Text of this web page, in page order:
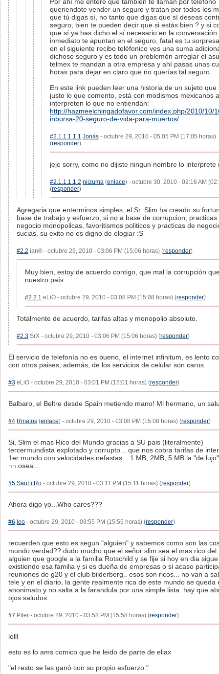
queriendote vender un seguro y tratan por todos los
que tú digas sí, no tanto que digas que sí deseas
seguro, bien te pueden decir que si estás bien ? y si
que sí ya has dicho el sí necesario en la conversación
inmediato te apuntan en el seguro, fatal es tu
en el siguiente recibo teléfonico ves una suma
dichoso seguro y es todo un problemón arreglar el
telmex te mandan a otra empresa y ahí pasas unas
horas para dejar en claro que no querías tal seguro.
En este link pueden leer una historia de un sujeto que
justo lo que comento, está con modismos mexicanos
interpreten lo que no entiendan:
http://hazmeelchingadofavor.com/index.php/2010/10/
inbursa-20-seguro-de-vida-para-muertos/
#2.1.1.1.1.1 Jonás - octubre 29, 2010 - 05:05 PM (17:05 horas)
(responder)
jeje sorry, como no dijiste ningun nombre lo interprete
#2.1.1.1.1.2 niizuma (enlace) - octubre 30, 2010 - 02:16 AM
(responder)
Agregaria que enterminos simples, el Sr. Slim ha creado su
base de trabajo y esfuerzo, si no a base de corrupcion, practicas
negocio monopolicas, favoritismos politicos y practicas de
sucias, su exito no es digno de elogiar :S
#2.2 ian® - octubre 29, 2010 - 03:06 PM (15:06 horas) (responder)
Muy bien, estoy de acuerdo contigo, que mal la corrupción
nuestro país.
#2.2.1 eLiO - octubre 29, 2010 - 03:08 PM (15:08 horas) (responder)
Totalmente de acuerdo, tarifas altas y monopolio absoluto.
#2.3 SrX - octubre 29, 2010 - 03:06 PM (15:06 horas) (responder)
El servicio de telefonía no es bueno, el internet infinitum, es lento
con otros paises, además, de los servicios de celular son caros.
#3 eLiO - octubre 29, 2010 - 03:01 PM (15:01 horas) (responder)
Balbaro, el Beltre desde Spain metiendo mano! Mi hermano, un
#4 Rmatos (enlace) - octubre 29, 2010 - 03:08 PM (15:08 horas) (responder)
Si, Slim el mas Rico del Mundo gracias a SU pais (literalmente)
tercermundista explotado y corrupto... que nos cobra tarifas de
1er mundo con velocidades nefastas... 1 MB, 2MB, 5 MB la "de
¬¬ osea...
#5 SauLitRo - octubre 29, 2010 - 03:11 PM (15:11 horas) (responder)
Ahora digo yo...Who cares???
#6 leo - octubre 29, 2010 - 03:55 PM (15:55 horas) (responder)
recuerden que esto es segun "alguien" y sabemos como son las
mundo verdad?? dudo mucho que el señor slim sea el mas rico del
alguien que google a la familia Rotschild y se fije si hoy en dia sigue
existiendo esa familia y si es dueña de empresas o si acaso
reuniones de g20 y el club bilderberg.. esos son ricos... no van a
tele y en el diario, la gente realmente rica de este mundo se queda
anonimato y no salta a la farandula por una simple lista. hay que
ojos saludos
#7 Piter - octubre 29, 2010 - 03:58 PM (15:58 horas) (responder)
lolll
esto es lo ams comico que he leido de parte de eliax
"el resto se las ganó con su propio esfuerzo."